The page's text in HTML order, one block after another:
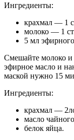
Ингредиенты:
крахмал — 1
молоко — 1
5 мл
Смешайте молоко и
эфирное масло и
маской нужно 15
Ингредиенты:
крахмал —
масло
белок яйца.